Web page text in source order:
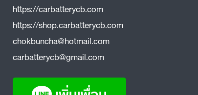
https://carbatterycb.com
https://shop.carbatterycb.com
chokbuncha@hotmail.com
carbatterycb@gmail.com